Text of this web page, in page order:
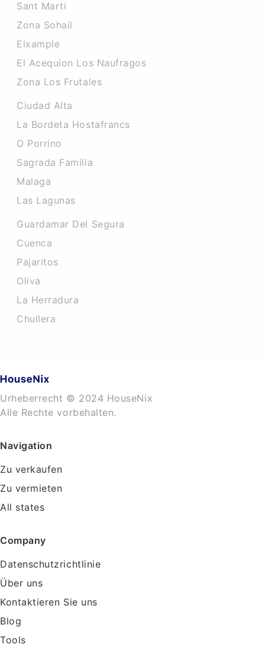
Sant Marti
Zona Sohail
Eixample
El Acequion Los Naufragos
Zona Los Frutales
Ciudad Alta
La Bordeta Hostafrancs
O Porrino
Sagrada Familia
Malaga
Las Lagunas
Guardamar Del Segura
Cuenca
Pajaritos
Oliva
La Herradura
Chullera
Urheberrecht © 2024 HouseNix
Alle Rechte vorbehalten.
Navigation
Zu verkaufen
Zu vermieten
All states
Company
Datenschutzrichtlinie
Über uns
Kontaktieren Sie uns
Blog
Tools